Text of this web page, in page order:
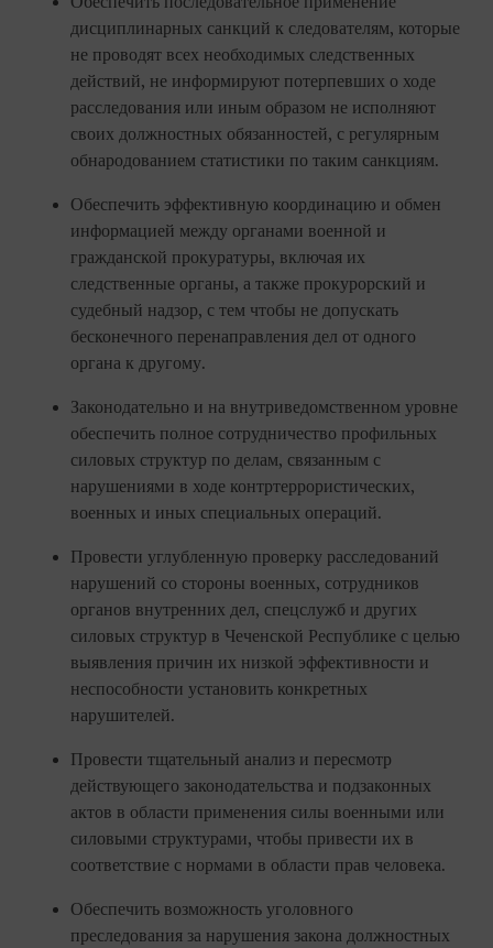
дисциплинарных санкций к следователям, которые
не проводят всех необходимых следственных
действий, не информируют потерпевших о ходе
расследования или иным образом не исполняют
своих должностных обязанностей, с регулярным
обнародованием статистики по таким санкциям.
Обеспечить эффективную координацию и обмен
информацией между органами военной и
гражданской прокуратуры, включая их
следственные органы, а также прокурорский и
судебный надзор, с тем чтобы не допускать
бесконечного перенаправления дел от одного
органа к другому.
Законодательно и на внутриведомственном уровне
обеспечить полное сотрудничество профильных
силовых структур по делам, связанным с
нарушениями в ходе контртеррористических,
военных и иных специальных операций.
Провести углубленную проверку расследований
нарушений со стороны военных, сотрудников
органов внутренних дел, спецслужб и других
силовых структур в Чеченской Республике с целью
выявления причин их низкой эффективности и
неспособности установить конкретных
нарушителей.
Провести тщательный анализ и пересмотр
действующего законодательства и подзаконных
актов в области применения силы военными или
силовыми структурами, чтобы привести их в
соответствие с нормами в области прав человека.
Обеспечить возможность уголовного
преследования за нарушения закона должностных